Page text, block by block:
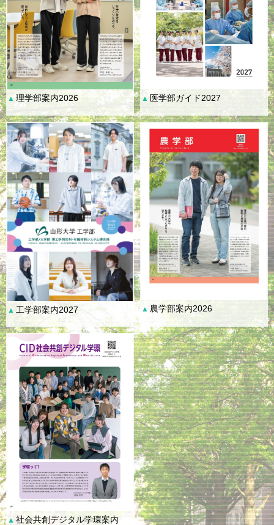
▲理学部案内2026 ▲ 医学部ガイド2027
▲ 工学部案内2027 ▲ 農学部案内2026
▲ 社会共創デジタル学環案内